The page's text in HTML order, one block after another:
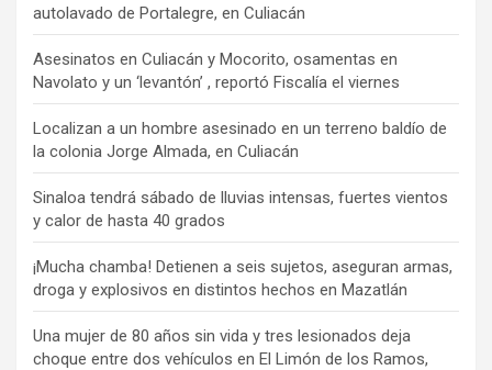
autolavado de Portalegre, en Culiacán
Asesinatos en Culiacán y Mocorito, osamentas en
Navolato y un ‘levantón’ , reportó Fiscalía el viernes
Localizan a un hombre asesinado en un terreno baldío de
la colonia Jorge Almada, en Culiacán
Sinaloa tendrá sábado de lluvias intensas, fuertes vientos
y calor de hasta 40 grados
¡Mucha chamba! Detienen a seis sujetos, aseguran armas,
droga y explosivos en distintos hechos en Mazatlán
Una mujer de 80 años sin vida y tres lesionados deja
choque entre dos vehículos en El Limón de los Ramos,